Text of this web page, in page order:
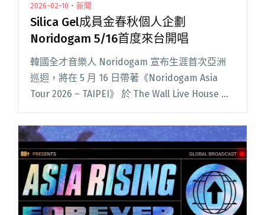
2026-02-10・新聞
Silica Gel成員金春秋個人企劃
Noridogam 5/16首度來台開唱
韓國全才音樂人 Noridogam 宣布生涯首次亞洲
巡迴，將在 5 月 16 日帶著《Noridogam Asia
Tour 2026 – TAIPEI》 於 The Wall Live House 首
度來台開唱！ Norido閱讀全文 "Silica Gel成員金
春秋個人企劃Noridogam 5/16首度來台開唱"